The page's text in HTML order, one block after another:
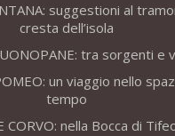
suggestioni al
cresta dell’isola
tra sorgenti e
un viaggio nello
tempo
CORVO: nella Bocca di